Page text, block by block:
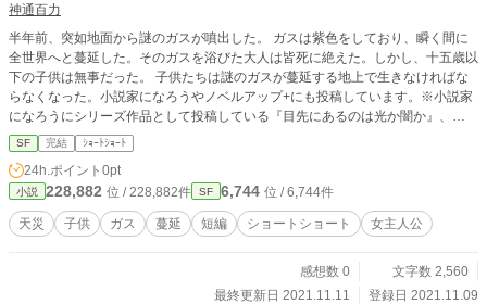
神通百力
半年前、突如地面から謎のガスが噴出した。 ガスは紫色をしており、瞬く間に
全世界へと蔓延した。そのガスを浴びた大人は皆死に絶えた。しかし、十五歳以
下の子供は無事だった。 子供たちは謎のガスが蔓延する地上で生きなければな
らなくなった。小説家になろうやノベルアップ+にも投稿しています。※小説家
になろうにシリーズ作品として投稿している『目先にあるのは光か闇か』、
『続・目先にあるのは光か闇か』、『続・目先にあるのは光か闇か～FINAL～』
をこちらではまとめて投稿しています。
SF 完結 ｼｮｰﾄｼｮｰﾄ
24h.ポイント 0pt
小説 228,882 位 / 228,882件 SF 6,744 位 / 6,744件
天災 子供 ガス 蔓延 短編 ショートショート 女主人公
感想数 0
文字数 2,560
最終更新日 2021.11.11
登録日 2021.11.09